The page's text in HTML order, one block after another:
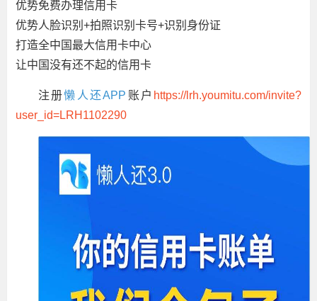
优势免费办理信用卡
优势人脸识别+拍照识别卡号+识别身份证
打造全中国最大信用卡中心
让中国没有还不起的信用卡
注册懒人还APP 账户 https://lrh.youmitu.com/invite?
user_id=LRH1102290